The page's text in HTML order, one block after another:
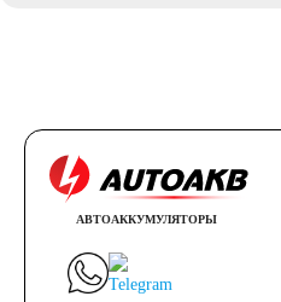
АВТОАККУМУЛЯТОРЫ